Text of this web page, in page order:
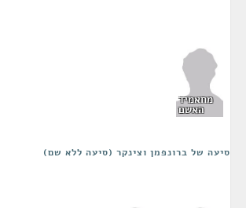
מחאמיד
האשם
סיעה של ברונפמן וצינקר (סיעה ללא שם)